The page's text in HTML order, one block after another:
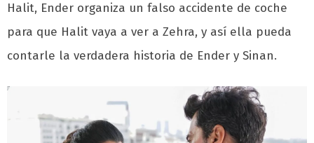
Halit, Ender organiza un falso accidente de coche
para que Halit vaya a ver a Zehra, y así ella pueda
contarle la verdadera historia de Ender y Sinan.